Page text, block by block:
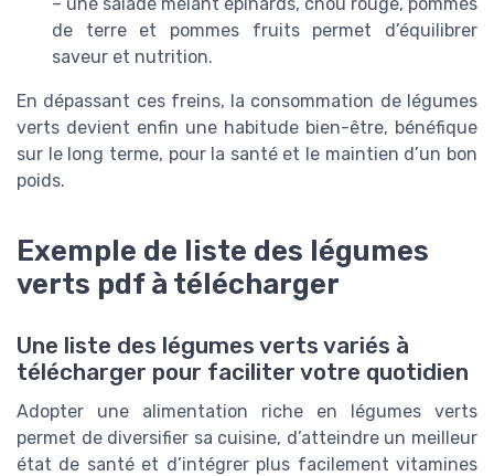
de terre et pommes fruits permet d’équilibrer
saveur et nutrition.
En dépassant ces freins, la consommation de légumes
verts devient enfin une habitude bien-être, bénéfique
sur le long terme, pour la santé et le maintien d’un bon
poids.
Exemple de liste des légumes
verts pdf à télécharger
Une liste des légumes verts variés à
télécharger pour faciliter votre quotidien
Adopter une alimentation riche en légumes verts
permet de diversifier sa cuisine, d’atteindre un meilleur
état de santé et d’intégrer plus facilement vitamines